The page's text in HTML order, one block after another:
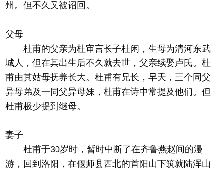
州。但不久又被诏回。
父母
杜甫的父亲为杜审言长子杜闲，生母为清河东武
城人，但在其出生后不久就去世，父亲续娶卢氏。杜
甫由其姑母抚养长大。杜甫有兄长，早夭，三个同父
异母弟及一同父异母妹，杜甫在诗中常提及他们。但
杜甫极少提到继母。
妻子
杜甫于30岁时，暂时中断了在齐鲁燕赵间的漫
游，回到洛阳，在偃师县西北的首阳山下筑就陆浑山